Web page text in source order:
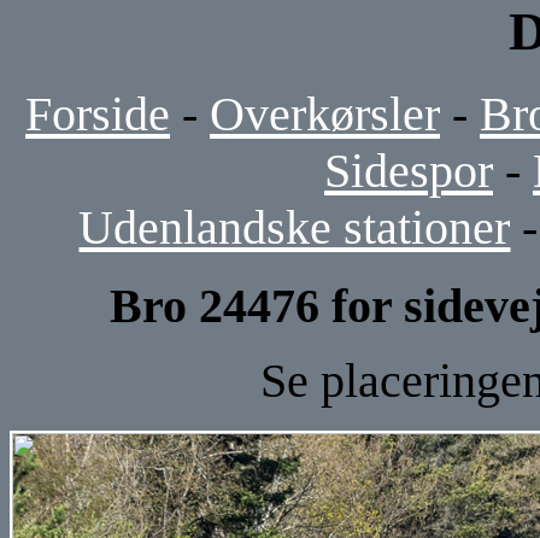
Forside - Overkørsler -
Sidespor -
Udenlandske stationer
Bro 24476 for
Se